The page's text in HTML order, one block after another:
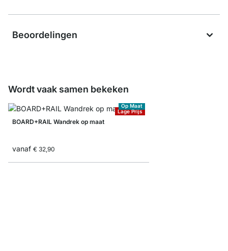
Beoordelingen
Wordt vaak samen bekeken
Lage Prijs
Op Maat
BOARD+RAIL Wandrek op maat
vanaf € 32,90